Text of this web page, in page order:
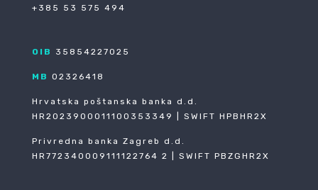
+385 53 575 494
OIB 35854227025
MB 02326418
Hrvatska poštanska banka d.d.
HR2023900011100353349 | SWIFT HPBHR2X
Privredna banka Zagreb d.d.
HR772340009111122764 2 | SWIFT PBZGHR2X